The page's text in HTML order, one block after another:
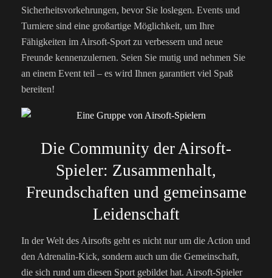
Sicherheitsvorkehrungen, bevor Sie loslegen. Events und
Turniere sind eine großartige Möglichkeit, um Ihre
Fähigkeiten im Airsoft-Sport zu verbessern und neue
Freunde kennenzulernen. Seien Sie mutig und nehmen Sie
an einem Event teil – es wird Ihnen garantiert viel Spaß
bereiten!
Die Community der Airsoft-
Spieler: Zusammenhalt,
Freundschaften und gemeinsame
Leidenschaft
In der Welt des Airsofts geht es nicht nur um die Action und
den Adrenalin-Kick, sondern auch um die Gemeinschaft,
die sich rund um diesen Sport gebildet hat. Airsoft-Spieler